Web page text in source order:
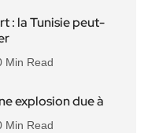
: la Tunisie peut-
Min Read
explosion due à
Min Read